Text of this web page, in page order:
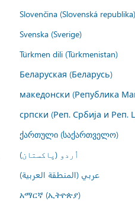
Slovenčina (Slovenská republika)
Svenska (Sverige)
Türkmen dili (Türkmenistan)
Беларуская (Беларусь)
македонски (Република
српски (Реп. Србија и Реп.
ქართული (საქართველო)
اُردو (پاکستان)
عربي (المنطقة العربية)
አማርኛ (ኢትዮጵያ)